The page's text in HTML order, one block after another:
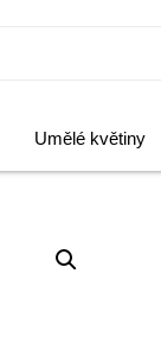
Umělé květiny